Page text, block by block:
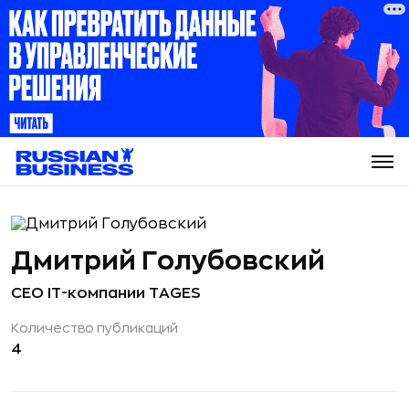
Дмитрий Голубовский
CEO IT-компании TAGES
Количество публикаций
4